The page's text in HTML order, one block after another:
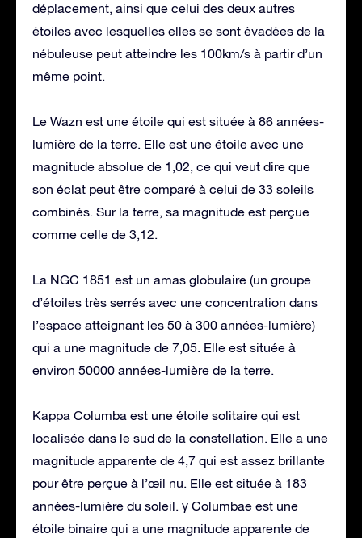
déplacement, ainsi que celui des deux autres
étoiles avec lesquelles elles se sont évadées de la
nébuleuse peut atteindre les 100km/s à partir d’un
même point.
Le Wazn est une étoile qui est située à 86 années-
lumière de la terre. Elle est une étoile avec une
magnitude absolue de 1,02, ce qui veut dire que
son éclat peut être comparé à celui de 33 soleils
combinés. Sur la terre, sa magnitude est perçue
comme celle de 3,12.
La NGC 1851 est un amas globulaire (un groupe
d’étoiles très serrés avec une concentration dans
l’espace atteignant les 50 à 300 années-lumière)
qui a une magnitude de 7,05. Elle est située à
environ 50000 années-lumière de la terre.
Kappa Columba est une étoile solitaire qui est
localisée dans le sud de la constellation. Elle a une
magnitude apparente de 4,7 qui est assez brillante
pour être perçue à l’œil nu. Elle est située à 183
années-lumière du soleil. γ Columbae est une
étoile binaire qui a une magnitude apparente de